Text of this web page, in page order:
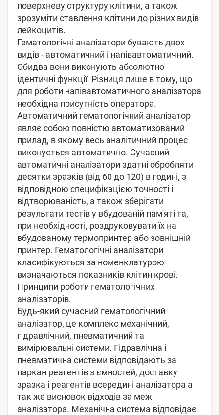
поверхневу структуру клітини, а також
зрозуміти ставлення клітини до різних видів
лейкоцитів.
Гематологічні аналізатори бувають двох
видів - автоматичний і напівавтоматичний.
Обидва вони виконують абсолютно
ідентичні функції. Різниця лише в тому, що
для роботи напівавтоматичного аналізатора
необхідна присутність оператора.
Автоматичний гематологічний аналізатор
являє собою повністю автоматизований
прилад, в якому весь аналітичний процес
виконується автоматично. Сучасний
автоматичні аналізатори здатні обробляти
десятки зразків (від 60 до 120) в годині, з
відповідною специфікацією точності і
відтворюваність, а також зберігати
результати тестів у вбудованій пам'яті та,
при необхідності, роздруковувати їх на
вбудованому термопринтер або зовнішній
принтер. Гематологічні аналізатори
класифікуються за номенклатурою
визначаються показників клітин крові.
Принципи роботи гематологічних
аналізаторів.
Будь-який сучасний гематологічний
аналізатор, це комплекс механічний,
гідравлічний, пневматичний та
вимірювальні системи. Гідравлічна і
пневматична системи відповідають за
паркан реагентів з ємностей, доставку
зразка і реагентів всередині аналізатора а
так же висновок відходів за межі
аналізатора. Механічна система відповідає